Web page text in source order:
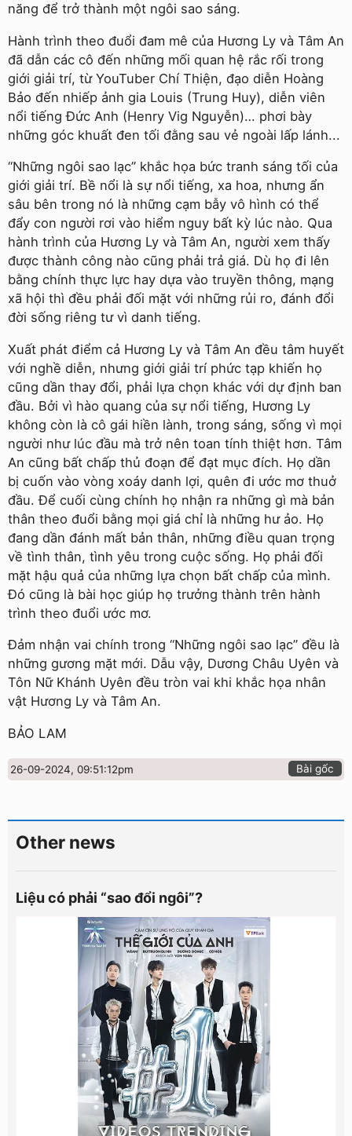
năng để trở thành một ngôi sao sáng.
Hành trình theo đuổi đam mê của Hương Ly và Tâm An
đã dẫn các cô đến những mối quan hệ rắc rối trong
giới giải trí, từ YouTuber Chí Thiện, đạo diễn Hoàng
Bảo đến nhiếp ảnh gia Louis (Trung Huy), diễn viên
nổi tiếng Đức Anh (Henry Vig Nguyễn)… phơi bày
những góc khuất đen tối đằng sau vẻ ngoài lấp lánh...
“Những ngôi sao lạc” khắc họa bức tranh sáng tối của
giới giải trí. Bề nổi là sự nổi tiếng, xa hoa, nhưng ẩn
sâu bên trong nó là những cạm bẫy vô hình có thể
đẩy con người rơi vào hiểm nguy bất kỳ lúc nào. Qua
hành trình của Hương Ly và Tâm An, người xem thấy
được thành công nào cũng phải trả giá. Dù họ đi lên
bằng chính thực lực hay dựa vào truyền thông, mạng
xã hội thì đều phải đối mặt với những rủi ro, đánh đổi
đời sống riêng tư vì danh tiếng.
Xuất phát điểm cả Hương Ly và Tâm An đều tâm huyết
với nghề diễn, nhưng giới giải trí phức tạp khiến họ
cũng dần thay đổi, phải lựa chọn khác với dự định ban
đầu. Bởi vì hào quang của sự nổi tiếng, Hương Ly
không còn là cô gái hiền lành, trong sáng, sống vì mọi
người như lúc đầu mà trở nên toan tính thiệt hơn. Tâm
An cũng bất chấp thủ đoạn để đạt mục đích. Họ dần
bị cuốn vào vòng xoáy danh lợi, quên đi ước mơ thuở
đầu. Để cuối cùng chính họ nhận ra những gì mà bản
thân theo đuổi bằng mọi giá chỉ là những hư ảo. Họ
đang dần đánh mất bản thân, những điều quan trọng
về tình thân, tình yêu trong cuộc sống. Họ phải đối
mặt hậu quả của những lựa chọn bất chấp của mình.
Đó cũng là bài học giúp họ trưởng thành trên hành
trình theo đuổi ước mơ.
Đảm nhận vai chính trong “Những ngôi sao lạc” đều là
những gương mặt mới. Dẫu vậy, Dương Châu Uyên và
Tôn Nữ Khánh Uyên đều tròn vai khi khắc họa nhân
vật Hương Ly và Tâm An.
BẢO LAM
26-09-2024, 09:51:12pm Bài gốc
Other news
Liệu có phải “sao đổi ngôi”?